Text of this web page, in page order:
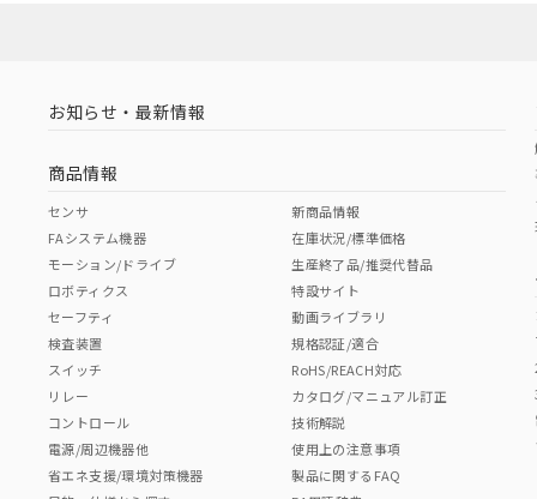
お知らせ・最新情報
商品情報
センサ
FAシステム機器
モーション/ドライブ
ロボティクス
セーフティ
検査装置
スイッチ
リレー
コントロール
電源/周辺機器他
省エネ支援/環境対策機器
新商品情報
在庫状況/標準価格
生産終了品/推奨代替品
特設サイト
動画ライブラリ
規格認証/適合
RoHS/REACH対応
カタログ/マニュアル訂正
技術解説
使用上の注意事項
製品に関するFAQ